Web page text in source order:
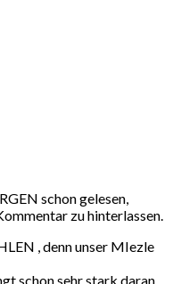
schon gelesen,
zu hinterlassen.
, denn unser MIezle
schon sehr stark daran.